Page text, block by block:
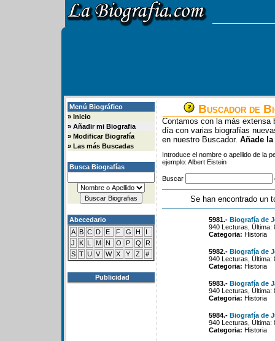
Menú Biográfico
» Inicio
» Añadir mi Biografia
» Modificar Biografía
» Las más Buscadas
Busca Biografías
Abecedario
A B C D E F G H
I
J
K L M N O P Q
R
S T U V W X Y Z #
Publicidad
Buscador de
Contamos con la más extensa
día con varias biografías
en nuestro Buscador. Añade
Introduce el nombre o apellido de la
ejemplo: Albert Eistein
Buscar
Se han encontrado un
5981.- Biografía de
940 Lecturas, Última:
Categoria: Historia
5982.- Biografía de
940 Lecturas, Última:
Categoria: Historia
5983.- Biografía de
940 Lecturas, Última:
Categoria: Historia
5984.- Biografía de
940 Lecturas, Última:
Categoria: Historia